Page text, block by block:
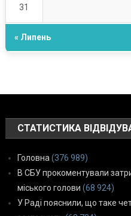
31
« Липень
СТАТИСТИКА
Головна (376 989)
В СБУ прокоментували
міського голови (68 924)
У Раді пояснили, що таке